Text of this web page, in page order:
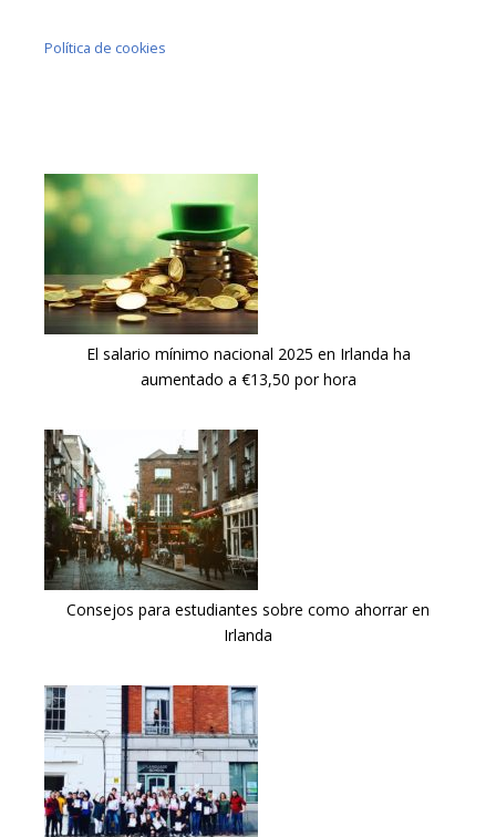
Política de cookies
El salario mínimo nacional 2025 en Irlanda ha
aumentado a €13,50 por hora
Consejos para estudiantes sobre como ahorrar en
Irlanda